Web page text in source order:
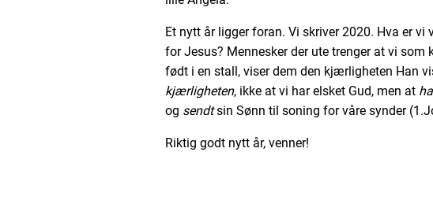
Et nytt år ligger foran. Vi skriver 2020. Hva er vi
for Jesus? Mennesker der ute trenger at vi som
født i en stall, viser dem den kjærligheten Han
kjærligheten, ikke at vi har elsket Gud, men at
og sendtsin Sønn til soning for våre synder
Riktig godt nytt år, venner!